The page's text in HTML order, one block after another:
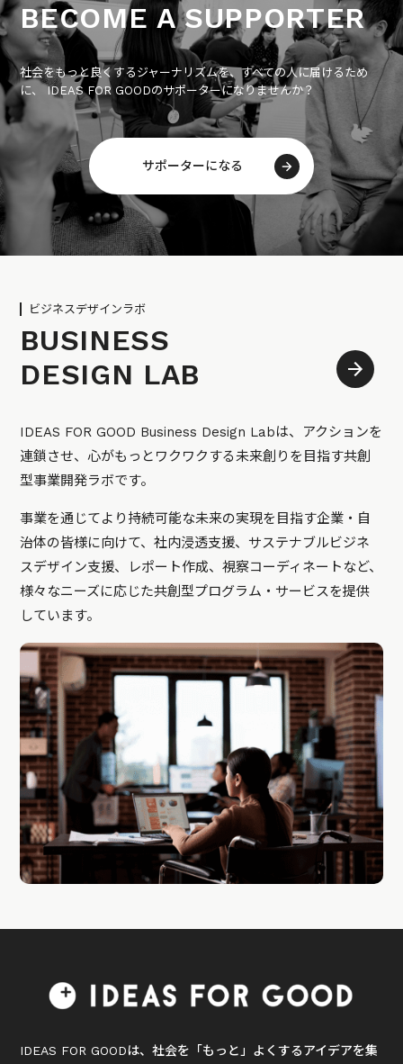
BECOME A SUPPORTER
社会をもっと良くするジャーナリズムを、すべての人に届けるため
に、 IDEAS FOR GOODのサポーターになりませんか？
サポーターになる
ビジネスデザインラボ
BUSINESS
DESIGN LAB
IDEAS FOR GOOD Business Design Labは、アクションを
連鎖させ、心がもっとワクワクする未来創りを目指す共創
型事業開発ラボです。
事業を通じてより持続可能な未来の実現を目指す企業・自
治体の皆様に向けて、社内浸透支援、サステナブルビジネ
スデザイン支援、レポート作成、視察コーディネートなど、
様々なニーズに応じた共創型プログラム・サービスを提供
しています。
IDEAS FOR GOODは、社会を「もっと」よくするアイデアを集